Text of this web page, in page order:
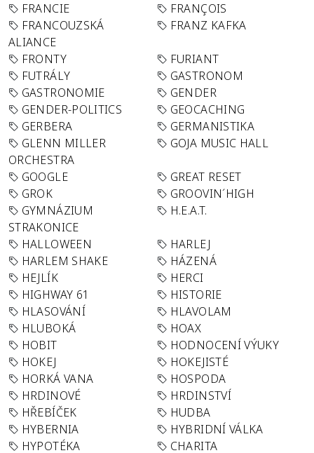
FRANCIE
FRANÇOIS
FRANCOUZSKÁ
ALIANCE
FRANZ KAFKA
FRONTY
FURIANT
FUTRÁLY
GASTRONOM
GASTRONOMIE
GENDER
GENDER-POLITICS
GEOCACHING
GERBERA
GERMANISTIKA
GLENN MILLER
ORCHESTRA
GOJA MUSIC HALL
GOOGLE
GREAT RESET
GROK
GROOVIN´HIGH
GYMNÁZIUM
STRAKONICE
H.E.A.T.
HALLOWEEN
HARLEJ
HARLEM SHAKE
HÁZENÁ
HEJLÍK
HERCI
HIGHWAY 61
HISTORIE
HLASOVÁNÍ
HLAVOLAM
HLUBOKÁ
HOAX
HOBIT
HODNOCENÍ VÝUKY
HOKEJ
HOKEJISTÉ
HORKÁ VANA
HOSPODA
HRDINOVÉ
HRDINSTVÍ
HŘEBÍČEK
HUDBA
HYBERNIA
HYBRIDNÍ VÁLKA
HYPOTÉKA
CHARITA